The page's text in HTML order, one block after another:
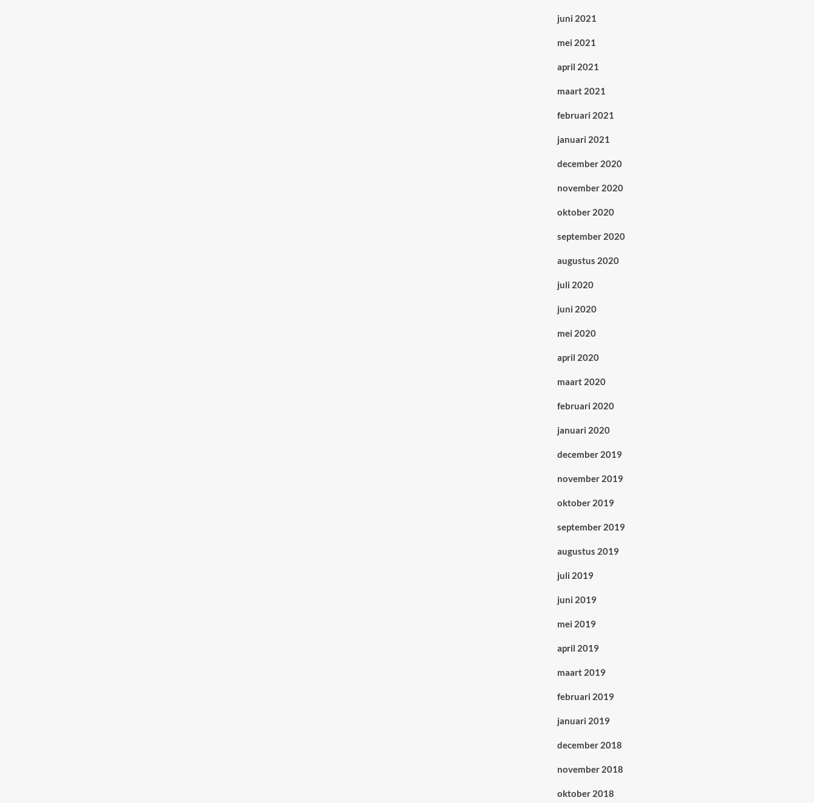
juni 2021
mei 2021
april 2021
maart 2021
februari 2021
januari 2021
december 2020
november 2020
oktober 2020
september 2020
augustus 2020
juli 2020
juni 2020
mei 2020
april 2020
maart 2020
februari 2020
januari 2020
december 2019
november 2019
oktober 2019
september 2019
augustus 2019
juli 2019
juni 2019
mei 2019
april 2019
maart 2019
februari 2019
januari 2019
december 2018
november 2018
oktober 2018